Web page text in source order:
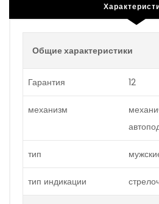
Общие характеристики
Гарантия 12
механизм
тип
тип индикации